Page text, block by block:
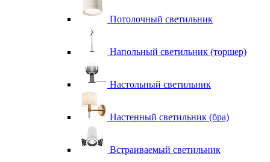
Потолочный светильник
Напольный светильник (торшер)
Настольный светильник
Настенный светильник (бра)
Встраиваемый светильник